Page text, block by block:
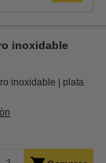
inoxidable
inoxidable plata